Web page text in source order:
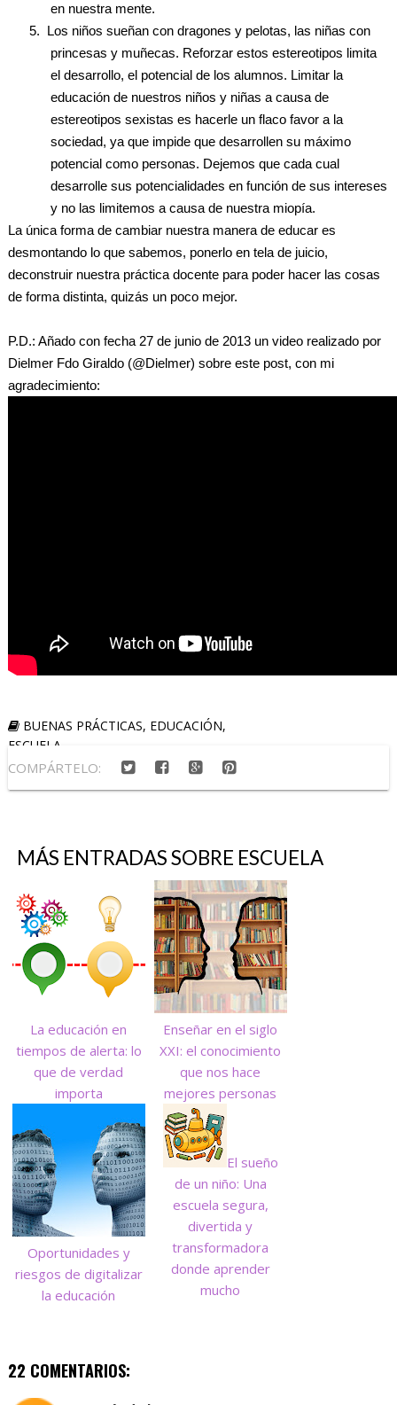
en nuestra mente.
5. Los niños sueñan con dragones y pelotas, las niñas con
princesas y muñecas. Reforzar estos estereotipos limita
el desarrollo, el potencial de los alumnos. Limitar la
educación de nuestros niños y niñas a causa de
estereotipos sexistas es hacerle un flaco favor a la
sociedad, ya que impide que desarrollen su máximo
potencial como personas. Dejemos que cada cual
desarrolle sus potencialidades en función de sus intereses
y no las limitemos a causa de nuestra miopía.
La única forma de cambiar nuestra manera de educar es
desmontando lo que sabemos, ponerlo en tela de juicio,
deconstruir nuestra práctica docente para poder hacer las cosas
de forma distinta, quizás un poco mejor.
P.D.: Añado con fecha 27 de junio de 2013 un video realizado por
Dielmer Fdo Giraldo (@Dielmer) sobre este post, con mi
agradecimiento:
BUENAS PRÁCTICAS, EDUCACIÓN,
ESCUELA
COMPÁRTELO:
MÁS ENTRADAS SOBRE ESCUELA
La educación en
tiempos de alerta: lo
que de verdad
importa
Enseñar en el siglo
XXI: el conocimiento
que nos hace
mejores personas
Oportunidades y
riesgos de digitalizar
la educación
El sueño
de un niño: Una
escuela segura,
divertida y
transformadora
donde aprender
mucho
22 COMENTARIOS: